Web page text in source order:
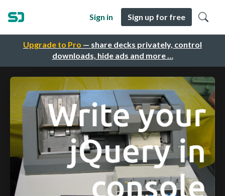
Upgrade to Pro — share decks privately, control
downloads, hide ads and more …
Sign in Sign up for free